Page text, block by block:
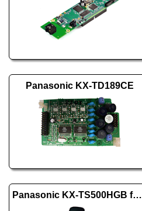
Panasonic KX-TD189CE
Panasonic KX-TS500HGB fekete